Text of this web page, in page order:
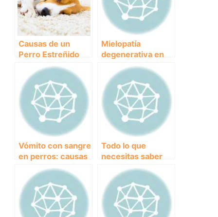
Causas de un
Perro Estreñido
Mielopatía
degenerativa en
perros: todo lo que
necesitas saber
sobre esta
enfermedad
neurológica
Vómito con sangre
en perros: causas
y tratamiento
Todo lo que
necesitas saber
sobre los
esguinces en
perros: causas,
síntomas y
tratamiento